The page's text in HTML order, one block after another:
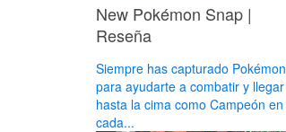
New Pokémon Snap |
Reseña
Siempre has capturado Pokémon
para ayudarte a combatir y llegar
hasta la cima como Campeón en
cada...